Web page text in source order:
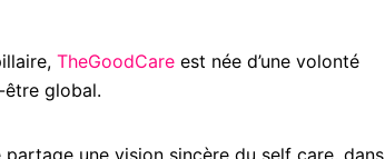
TheGoodCare est née d’une volonté
global.
une vision sincère du self care, dans